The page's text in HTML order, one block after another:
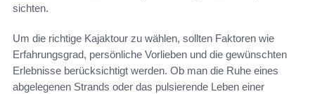
sichten.
Um die richtige Kajaktour zu wählen, sollten Faktoren wie
Erfahrungsgrad, persönliche Vorlieben und die gewünschten
Erlebnisse berücksichtigt werden. Ob man die Ruhe eines
abgelegenen Strands oder das pulsierende Leben einer